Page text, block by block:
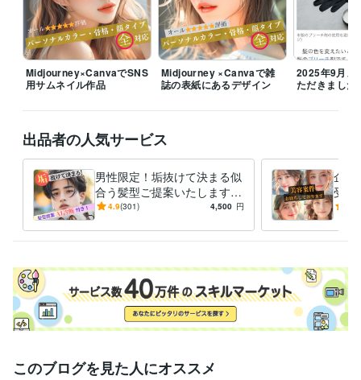
職歴
有限会社マキアンドファイン 2011年8月 ~ 現在
合同会社Ｏｕｒｉｎ 2023年9月 ~ 現在
受賞歴
海外美容関係者に向けてセミナー開催 美容学校コンテスト審査員
パ
グノシー/楽天ブログ/gooニュース
ログ/gooニュース
Yahoo!ニュース/グノシー/楽天ブログ/gooニュー
Yahoo!ニュース/グノシー/楽天ブログ/gooニュース
得意分野
住まい・美容・生活相談 各種診断を織り混ぜた髪型提案 骨格診断/
パーソナルカラー診断/美容師
美容 ファッション メイク ヘアスタイル
似合わせ
窪田理容美容専門学校 2004年3月 ~ 2006年2月
Midjourney×CanvaでSNS
用サムネイル作品
Midjourney ×Canvaで雑
誌の表紙にあるデザイン
2025年9月メ
ただきました
出品者の人気サービス
男性限定！垢抜けて決まる似
合う髪型ご提案いたします
オシャレは9割が理論！闘う
す！
4.9(301) 4,500 円
企業
受付
ご依
このブログを見た人にオススメ